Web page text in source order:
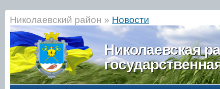
Николаевский район » Новости
Николаевская